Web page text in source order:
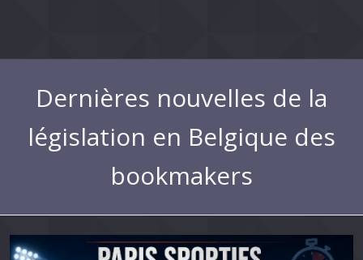
Dernières nouvelles de la
législation en Belgique des
bookmakers